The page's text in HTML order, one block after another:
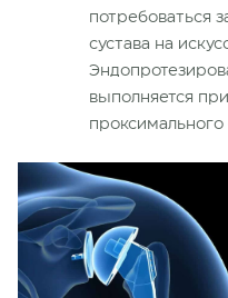
потребоваться
сустава на
выполняется
проксимального